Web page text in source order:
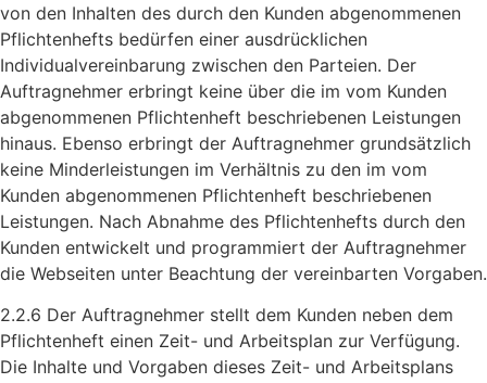
von den Inhalten des durch den Kunden abgenommenen
Pflichtenhefts bedürfen einer ausdrücklichen
Individualvereinbarung zwischen den Parteien. Der
Auftragnehmer erbringt keine über die im vom Kunden
abgenommenen Pflichtenheft beschriebenen Leistungen
hinaus. Ebenso erbringt der Auftragnehmer grundsätzlich
keine Minderleistungen im Verhältnis zu den im vom
Kunden abgenommenen Pflichtenheft beschriebenen
Leistungen. Nach Abnahme des Pflichtenhefts durch den
Kunden entwickelt und programmiert der Auftragnehmer
die Webseiten unter Beachtung der vereinbarten Vorgaben.
2.2.6 Der Auftragnehmer stellt dem Kunden neben dem
Pflichtenheft einen Zeit- und Arbeitsplan zur Verfügung.
Die Inhalte und Vorgaben dieses Zeit- und Arbeitsplans